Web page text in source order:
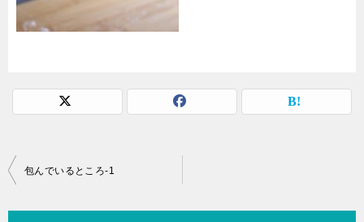
投
包んでいるところ-1